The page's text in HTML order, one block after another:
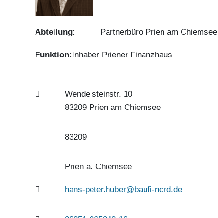
Abteilung: Partnerbüro Prien am Chiemsee
Funktion:Inhaber Priener Finanzhaus
Wendelsteinstr. 10
83209 Prien am Chiemsee
83209
Prien a. Chiemsee
hans-peter.huber@baufi-nord.de